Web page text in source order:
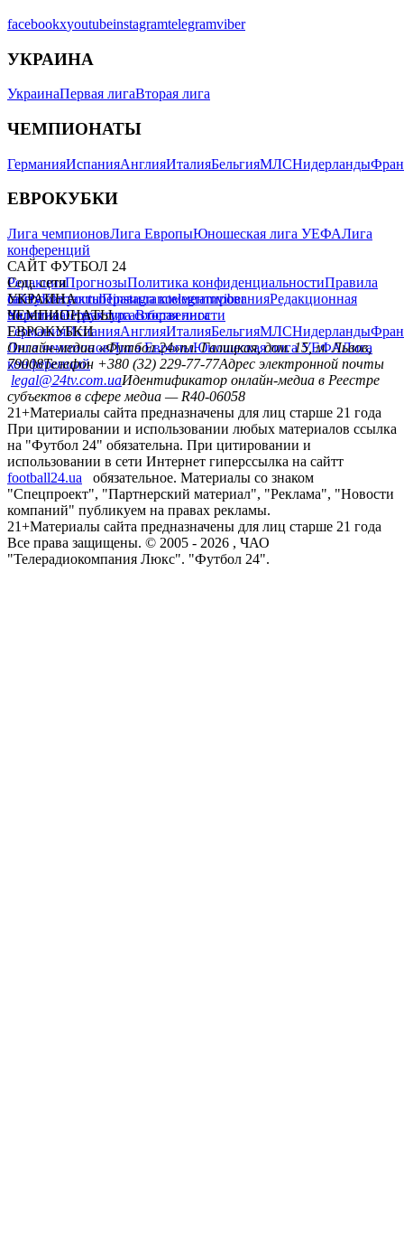
facebookxyoutubeinstagramtelegramviber
УКРАИНА
УкраинаПервая лигаВторая лига
ЧЕМПИОНАТЫ
ГерманияИспанияАнглияИталияБельгияМЛСНидерланды
ЕВРОКУБКИ
Лига чемпионовЛига ЕвропыЮношеская лига УЕФАЛига
конференций
САЙТ ФУТБОЛ 24
РедакцияПрогнозыПолитика конфиденциальностиПравила
сайтуКонтактыПравила комментированияРедакционная
политикаСтруктура собственности
Соц. сети
facebookxyoutubeinstagramtelegramviber
УКРАИНА
УкраинаПервая лигаВторая лига
ЧЕМПИОНАТЫ
ГерманияИспанияАнглияИталияБельгияМЛСНидерланды
ЕВРОКУБКИ
Лига чемпионовЛига ЕвропыЮношеская лига УЕФАЛига
конференций
Онлайн-медиа «Футбол 24»пл. Галицкая, дом. 15, м. Львов,
79008Телефон +380 (32) 229-77-77Адрес электронной почты
legal@24tv.com.uaИдентификатор онлайн-медиа в Реестре
субъектов в сфере медиа — R40-06058
21+Материалы сайта предназначены для лиц старше 21 года
При цитировании и использовании любых материалов ссылка
на "Футбол 24" обязательна. При цитировании и
использовании в сети Интернет гиперссылка на сайтт
football24.ua
обязательное. Материалы со знаком
"Спецпроект", "Партнерский материал", "Реклама", "Новости
компаний" публикуем на правах рекламы.
21+Материалы сайта предназначены для лиц старше 21 года
Все права защищены. © 2005 - 2026 , ЧАО
"Телерадиокомпания Люкс". "Футбол 24".